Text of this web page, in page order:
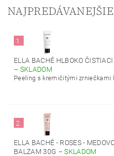
NAJPREDÁVANEJŠIE
1.
ELLA BACHÉ HLBOKO
– SKLADOM
Peeling s kremičitými zrniečkami
2.
ELLA BACHÉ - ROSES -
BALZAM 30G –SKLADOM